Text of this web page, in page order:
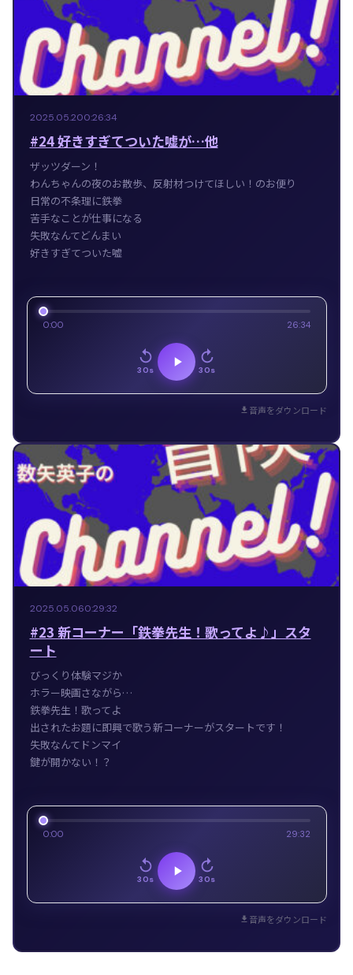
2025.05.200:26:34
#24 好きすぎてついた嘘が…他
ザッツダーン！
わんちゃんの夜のお散歩、反射材つけてほしい！のお便り
日常の不条理に鉄拳
苦手なことが仕事になる
失敗なんてどんまい
好きすぎてついた嘘
0:00 26:34
30s 30s
音声をダウンロード
2025.05.060:29:32
#23 新コーナー「鉄拳先生！歌ってよ♪」スタ
ート
びっくり体験マジか
ホラー映画さながら…
鉄拳先生！歌ってよ
出されたお題に即興で歌う新コーナーがスタートです！
失敗なんてドンマイ
鍵が開かない！？
0:00 29:32
30s 30s
音声をダウンロード